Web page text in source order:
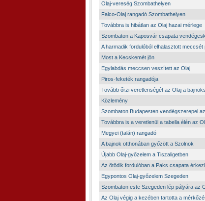
Olaj-vereség Szombathelyen
Falco-Olaj rangadó Szombathelyen
Továbbra is hibátlan az Olaj hazai mérlege
Szombaton a Kaposvár csapata
A harmadik fordulóból elhalasztott meccsét
Most a Kecskemét jön
Egylabdás meccsen veszített az Olaj
Piros-feketék rangadója
Tovább őrzi veretlenségét az Olaj a
Közlemény
Szombaton Budapesten vendégszerepel
Továbbra is a veretlenül a tabella élén az
Megyei (talán) rangadó
A bajnok otthonában győzött a Szolnok
Újabb Olaj-győzelem a Tiszaligetben
Az ötödik fordulóban a Paks csapata
Egypontos Olaj-győzelem Szegeden
Szombaton este Szegeden lép pályára az
Az Olaj végig a kezében tartotta a